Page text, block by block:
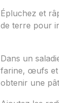
Épluchez et
de terre pour
Dans un
farine, œufs et
obtenir une